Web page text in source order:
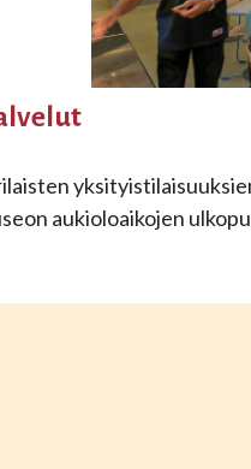
aukioloaikojen